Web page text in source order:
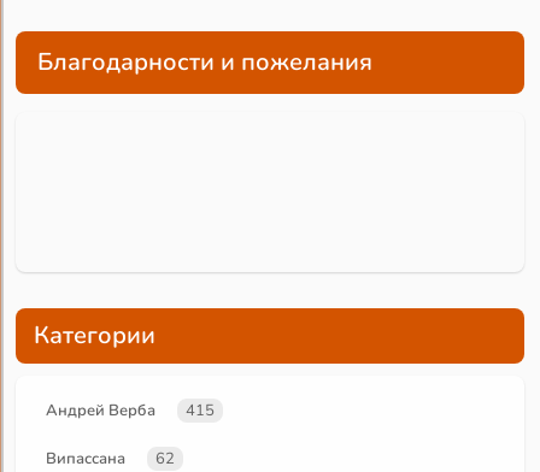
Благодарности и пожелания
Категории
Андрей Верба 415
Випассана 62